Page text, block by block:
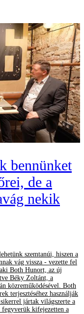
bennünket
de a
nekik
szemtanúi, hiszen a
vág vissza - vezette fel
Both Hunort, az új
Béky Zoltánt, a
közreműködésével. Both
terjesztéséhez használják
jártak világszerte a
kifejezetten a